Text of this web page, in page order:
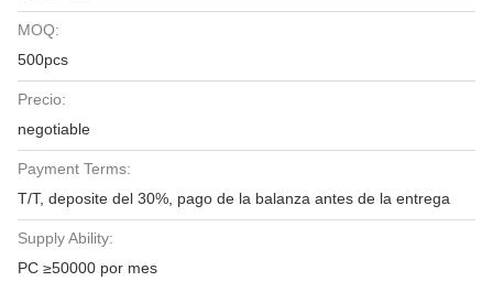
MOQ:
500pcs
Precio:
negotiable
Payment Terms:
T/T, deposite del 30%, pago de la balanza antes de la entrega
Supply Ability:
PC ≥50000 por mes